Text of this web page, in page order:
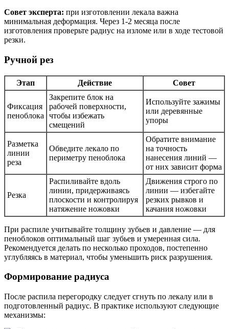
Совет эксперта: при изготовлении лекала важна
минимальная деформация. Через 1-2 месяца после
изготовления проверьте радиус на изломе или в ходе тестовой
резки.
Ручной рез
Этап Действие Совет
Фиксация
пеноблока
Закрепите блок на
рабочей поверхности,
чтобы избежать
смещений
Используйте зажимы
или деревянные
упоры
Разметка
линии
реза
Обведите лекало по
периметру пеноблока
Обратите внимание
на точность
нанесения линий —
от них зависит форма
Резка
Распиливайте вдоль
линии, придерживаясь
плоскости и контролируя
натяжение ножовки
Движения строго по
линии — избегайте
резких рывков и
качания ножовки
При распиле учитывайте толщину зубьев и давление — для
пеноблоков оптимальный шаг зубьев и умеренная сила.
Рекомендуется делать по несколько проходов, постепенно
углубляясь в материал, чтобы уменьшить риск разрушения.
Формирование радиуса
После распила перегородку следует сгнуть по лекалу или в
подготовленный радиус. В практике используют следующие
механизмы: